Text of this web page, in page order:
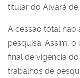
titular do Alvará de
A cessão total
pesquisa. Assim,
final de vigência
trabalhos de